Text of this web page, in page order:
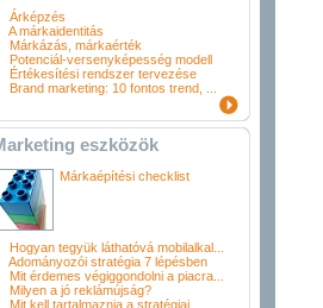
Árképzés
A márkaidentitás
Márkázás, márkaérték
Potenciál-versenyképesség modell
Értékesítési rendszer tervezése
Brand marketing: 10 fontos trend, ...
eszközök
Márkaépítési checklist
Hogyan tegyük láthatóvá mobilalkal...
Adományozói stratégia 7 lépésben
Mit érdemes végiggondolni a piacra...
Milyen a jó reklámújság?
Mit kell tartalmaznia a stratégiai...